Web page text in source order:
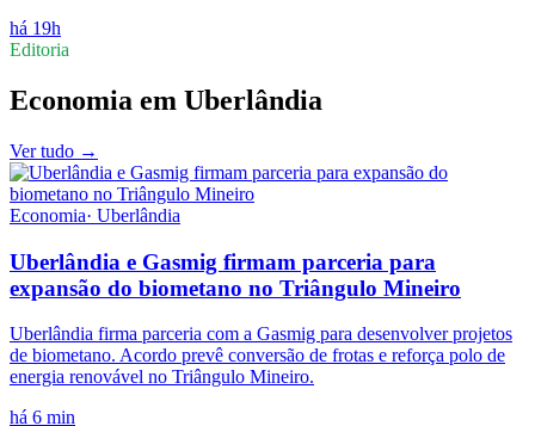
há 19h
Editoria
Economia em Uberlândia
Ver tudo →
Economia· Uberlândia
Uberlândia e Gasmig firmam parceria para
expansão do biometano no Triângulo Mineiro
Uberlândia firma parceria com a Gasmig para desenvolver projetos
de biometano. Acordo prevê conversão de frotas e reforça polo de
energia renovável no Triângulo Mineiro.
há 6 min